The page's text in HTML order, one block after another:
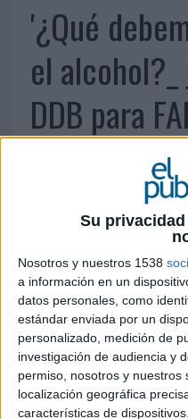
Su
Nosotros y nuestros 1538
a información en un
datos personales, como
estándar enviada por un
personalizado, medición de
investigación de audiencia y
permiso, nosotros y nuestros
localización geográfica
características de
'¿Qué
el
DDB para